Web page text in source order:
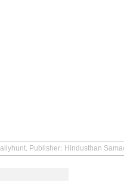
Publisher: Hindusthan